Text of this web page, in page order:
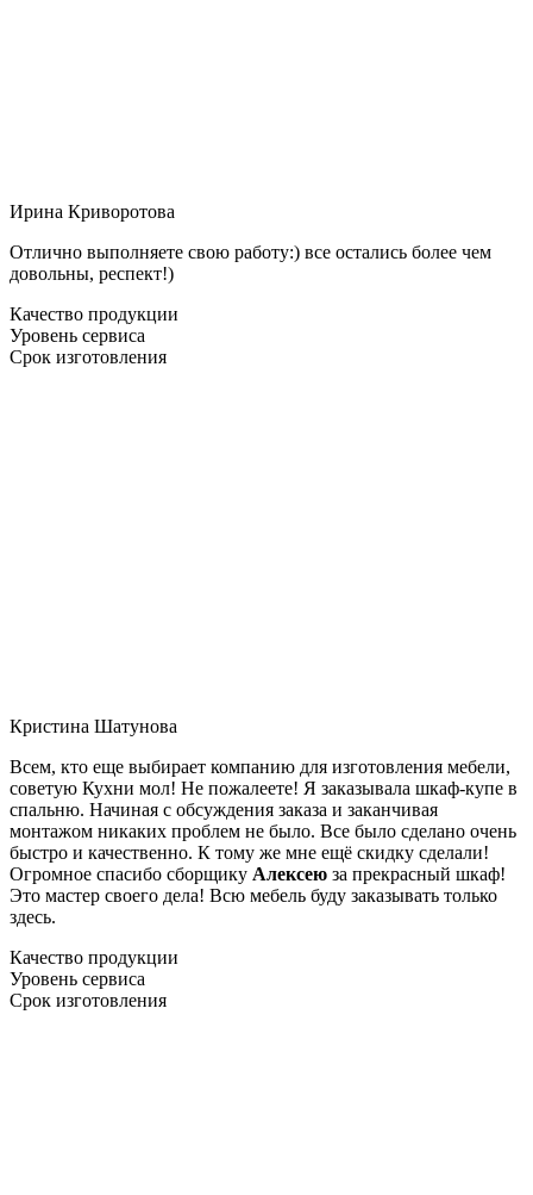
Ирина Криворотова
Отлично выполняете свою работу:) все остались более чем
довольны, респект!)
Качество продукции
Уровень сервиса
Срок изготовления
Кристина Шатунова
Всем, кто еще выбирает компанию для изготовления мебели,
советую Кухни мол! Не пожалеете! Я заказывала шкаф-купе в
спальню. Начиная с обсуждения заказа и заканчивая
монтажом никаких проблем не было. Все было сделано очень
быстро и качественно. К тому же мне ещё скидку сделали!
Огромное спасибо сборщику Алексею за прекрасный шкаф!
Это мастер своего дела! Всю мебель буду заказывать только
здесь.
Качество продукции
Уровень сервиса
Срок изготовления